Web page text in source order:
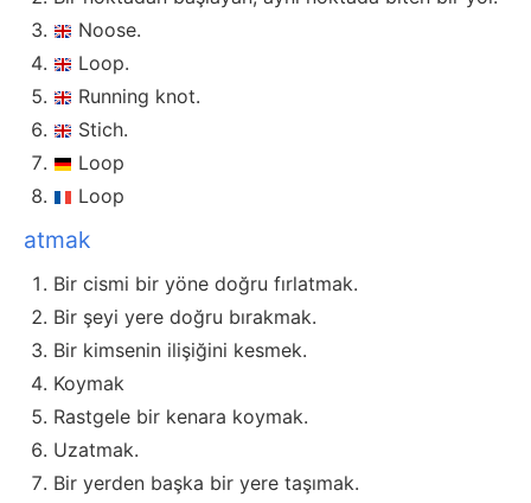
Noose.
Loop.
Running knot.
Stich.
Loop
Loop
atmak
Bir cismi bir yöne doğru fırlatmak.
Bir şeyi yere doğru bırakmak.
Bir kimsenin ilişiğini kesmek.
Koymak
Rastgele bir kenara koymak.
Uzatmak.
Bir yerden başka bir yere taşımak.